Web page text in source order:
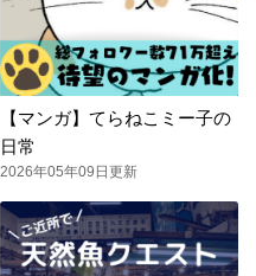
【マンガ】てらねこミー子の
日常
2026年05年09日更新